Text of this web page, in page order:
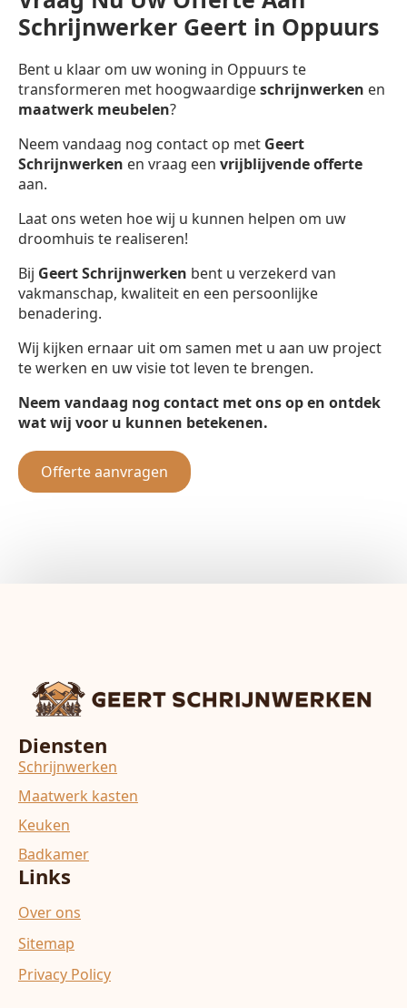
Schrijnwerker Geert in Oppuurs
Bent u klaar om uw woning in Oppuurs te
transformeren met hoogwaardigeschrijnwerken en
maatwerk meubelen?
Neem vandaag nog contact op met Geert
Schrijnwerken en vraag een vrijblijvende offerte
aan.
Laat ons weten hoe wij u kunnen helpen om uw
droomhuis te realiseren!
Bij Geert Schrijnwerken bent u verzekerd van
vakmanschap, kwaliteit en een persoonlijke
benadering.
Wij kijken ernaar uit om samen met u aan uw project
te werken en uw visie tot leven te brengen.
Neem vandaag nog contact met ons op en ontdek
wat wij voor u kunnen betekenen.
Offerte aanvragen
Diensten
Schrijnwerken
Maatwerk kasten
Keuken
Badkamer
Links
Over ons
Sitemap
Privacy Policy